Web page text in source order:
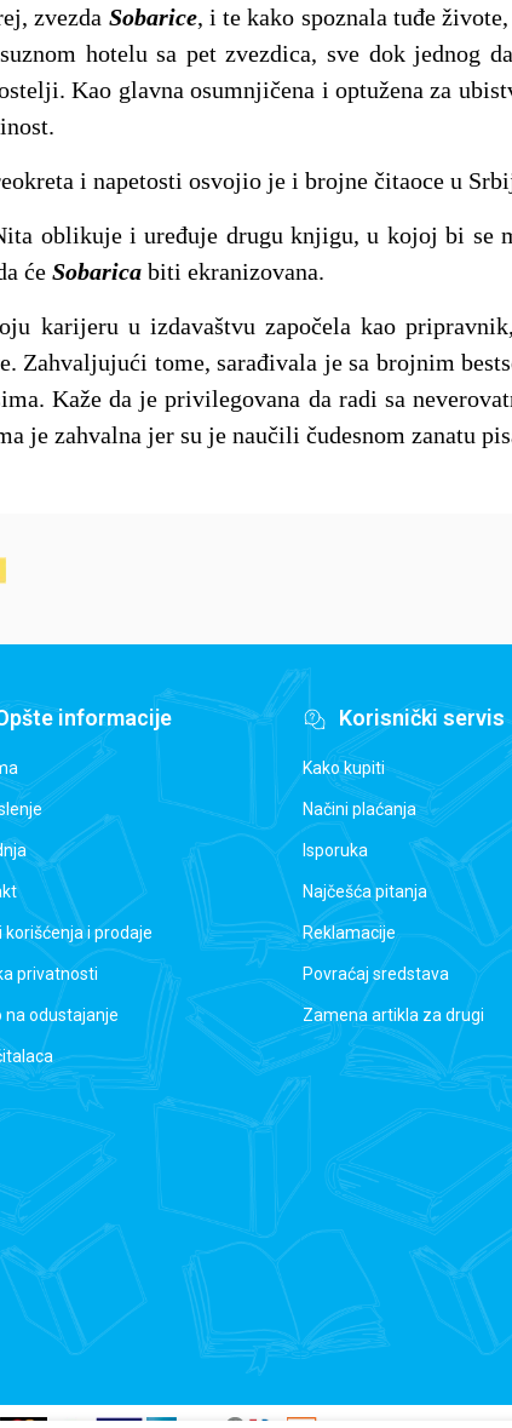
zvezda Sobarice, i te kako spoznala tuđe
hotelu sa pet zvezdica, sve dok jednog
Kao glavna osumnjičena i optužena za
i napetosti osvojio je i brojne čitaoce u
oblikuje i uređuje drugu knjigu, u kojoj bi se
će Sobarica biti ekranizovana.
karijeru u izdavaštvu započela kao
Zahvaljujući tome, sarađivala je sa brojnim
Kaže da je privilegovana da radi sa
je zahvalna jer su je naučili čudesnom zanatu
informacije
korišćenja i prodaje
privatnosti
na odustajanje
Korisnički servis
Kako kupiti
Načini plaćanja
Isporuka
Najčešća pitanja
Reklamacije
Povraćaj sredstava
Zamena artikla za drugi